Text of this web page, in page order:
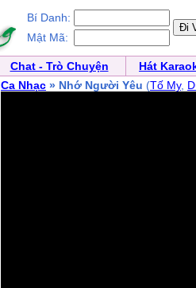
Bí Danh:
Mật Mã:
Chat - Trò Chuyện
Hát
Ca Nhạc » Nhớ Người Yêu (Tố My,